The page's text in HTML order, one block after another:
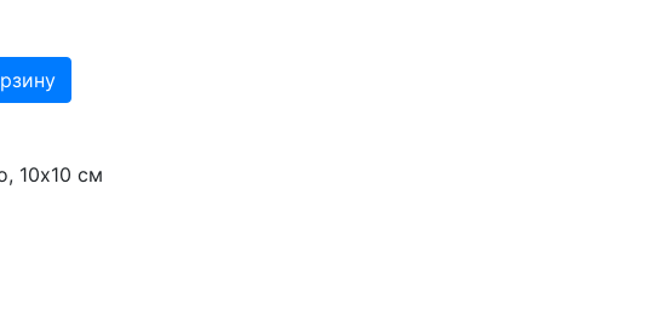
10x10 см